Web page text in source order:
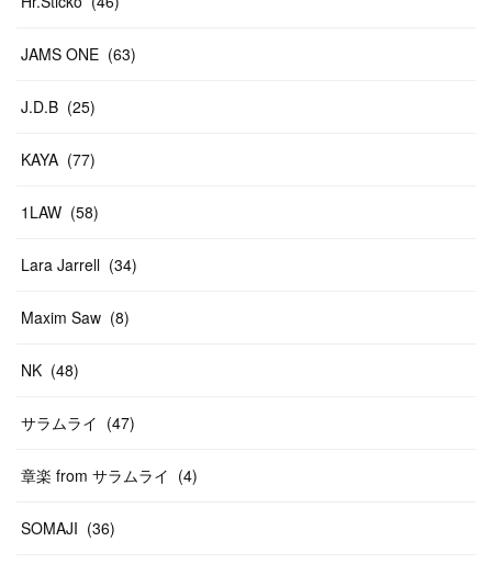
JAMS ONE (63)
J.D.B (25)
KAYA (77)
1LAW (58)
Lara Jarrell (34)
Maxim Saw (8)
NK (48)
サラムライ (47)
章楽 from サラムライ (4)
SOMAJI (36)